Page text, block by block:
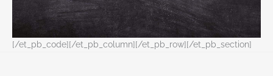
[/et_pb_code][/et_pb_column][/et_pb_row][/et_pb_section]